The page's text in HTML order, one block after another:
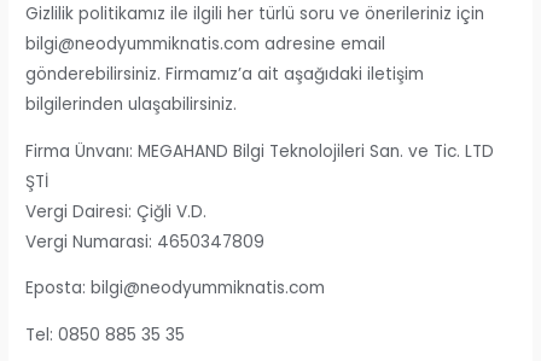
Gizlilik politikamız ile ilgili her türlü soru ve önerileriniz için
bilgi@neodyummiknatis.com adresine email
gönderebilirsiniz. Firmamız’a ait aşağıdaki iletişim
bilgilerinden ulaşabilirsiniz.
Firma Ünvanı: MEGAHAND Bilgi Teknolojileri San. ve Tic. LTD
ŞTİ
Vergi Dairesi: Çiğli V.D.
Vergi Numarasi: 4650347809
Eposta: bilgi@neodyummiknatis.com
Tel: 0850 885 35 35